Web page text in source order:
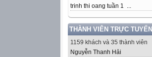
trinh thi oang tuần 1 ...
THÀNH VIÊN TRỰC TUYẾN
1159 khách và 35 thành viên
Nguyễn Thanh Hải